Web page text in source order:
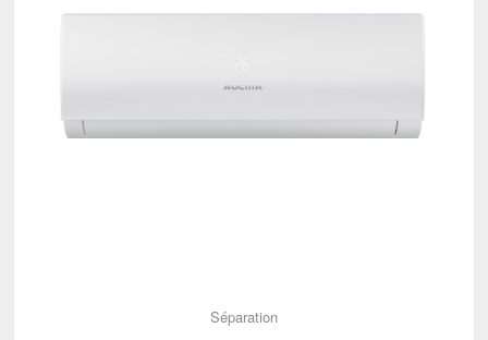
Séparation